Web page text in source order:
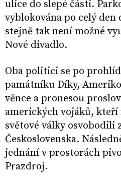
ulice do slepé části.
vyblokována po celý den
stejně tak není možné
Nové divadlo.
Oba politici se po
památníku Díky,
věnce a pronesou
amerických vojáků, kteří
světové války osvobodili
Československa.
jednání v prostorách
Prazdroj.